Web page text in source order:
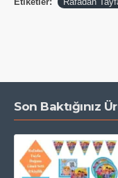
Son Baktığınız